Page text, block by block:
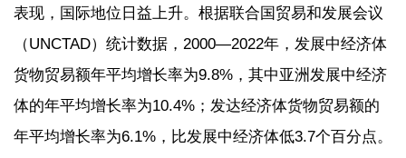
表现，国际地位日益上升。根据联合国贸易和发展会议
（UNCTAD）统计数据，2000—2022年，发展中经济体
货物贸易额年平均增长率为9.8%，其中亚洲发展中经济
体的年平均增长率为10.4%；发达经济体货物贸易额的
年平均增长率为6.1%，比发展中经济体低3.7个百分点。